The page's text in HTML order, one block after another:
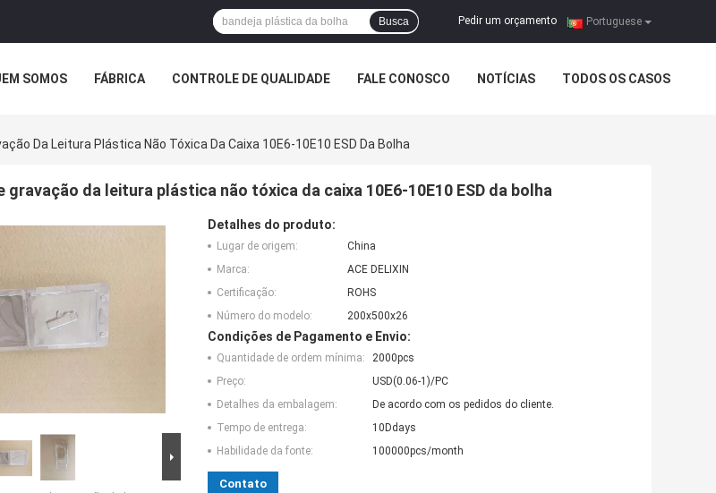
Portuguese
Pedir um orçamento |
Busca
SOMOS FÁBRICA CONTROLE DE QUALIDADE FALE CONOSCO NOTÍCIAS TODOS OS CASOS
Da Leitura Plástica Não Tóxica Da Caixa 10E6-10E10 ESD Da Bolha
gravação da leitura plástica não tóxica da caixa 10E6-10E10 ESD da bolha
Detalhes do produto:
Lugar de origem:
China
Marca:
ACE DELIXIN
Certificação:
ROHS
Número do modelo:
200x500x26
Condições de Pagamento e Envio:
Quantidade de ordem mínima:
2000pcs
Preço:
USD(0.06-1)/PC
Detalhes da embalagem:
De acordo com os pedidos do cliente.
Tempo de entrega:
10Ddays
Habilidade da fonte:
100000pcs/month
Contato